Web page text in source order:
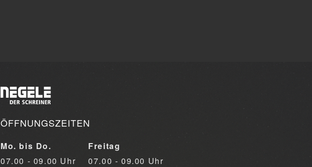
ÖFFNUNGSZEITEN
Mo. bis Do.
07.00 - 09.00 Uhr
Freitag
07.00 - 09.00 Uhr